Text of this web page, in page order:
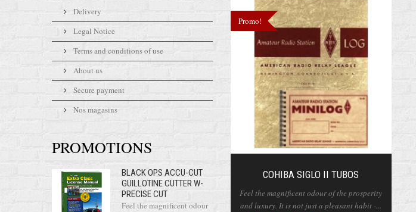
Delivery
Legal Notice
Terms and conditions of use
About us
Secure payment
Nos magasins
PROMOTIONS
BLACK OPS ACCU-CUT
GUILLOTINE CUTTER W-
PRECISE CUT
Feel the magnificent odour
Promo!
COHIBA SIGLO II TUBOS
Feel the magnificent odour of the prosperity
and luxury. It is not just a pleasant habit -...